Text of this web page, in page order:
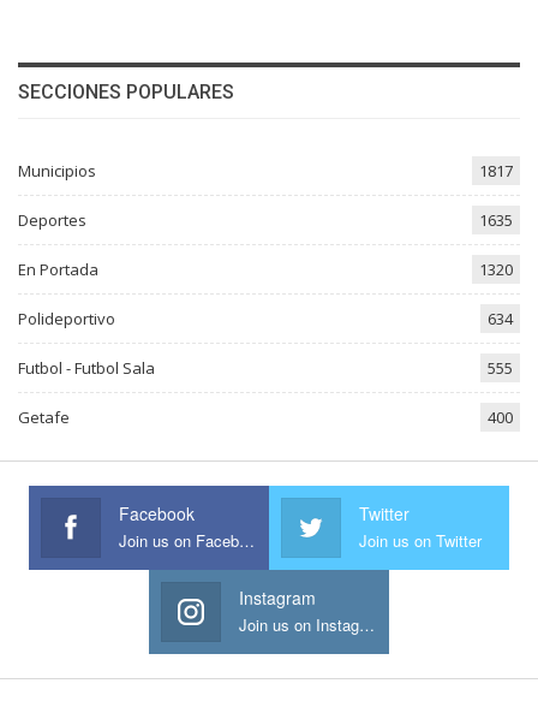
SECCIONES POPULARES
Municipios 1817
Deportes 1635
En Portada 1320
Polideportivo 634
Futbol - Futbol Sala 555
Getafe 400
Facebook
Join us on Facebook
Twitter
Join us on Twitter
Instagram
Join us on Instagram